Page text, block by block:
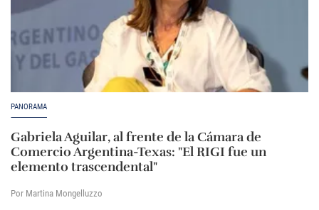
PANORAMA
Gabriela Aguilar, al frente de la Cámara de
Comercio Argentina-Texas: "El RIGI fue un
elemento trascendental"
Por Martina Mongelluzzo